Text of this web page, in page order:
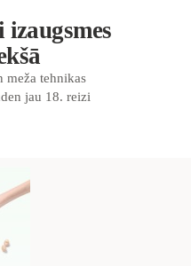
meža tehnikas
jau 18. reizi